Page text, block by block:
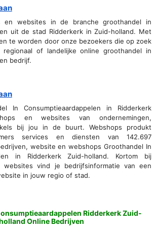
en websites in de branche groothandel in
uit de stad Ridderkerk in Zuid-holland. Met
te worden door onze bezoekers die op zoek
of landelijke online groothandel in
bedrijf.
In Consumptieaardappelen in Ridderkerk
en websites van ondernemingen,
bij jou in de buurt. Webshops produkt
services en diensten van 142.697
website en webshops Groothandel In
in Ridderkerk Zuid-holland. Kortom bij
websites vind je bedrijfsinformatie van een
in jouw regio of stad.
Ridderkerk Zuid-
Online Bedrijven